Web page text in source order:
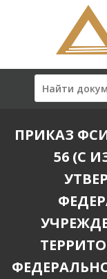
ПРИКАЗ
56 (С